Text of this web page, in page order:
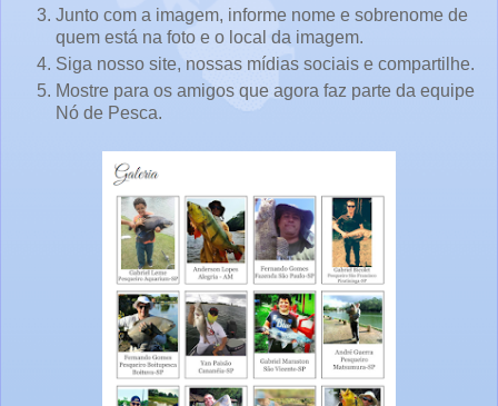
Junto com a imagem, informe nome e sobrenome de
quem está na foto e o local da imagem.
Siga nosso site, nossas mídias sociais e compartilhe.
Mostre para os amigos que agora faz parte da equipe
Nó de Pesca.